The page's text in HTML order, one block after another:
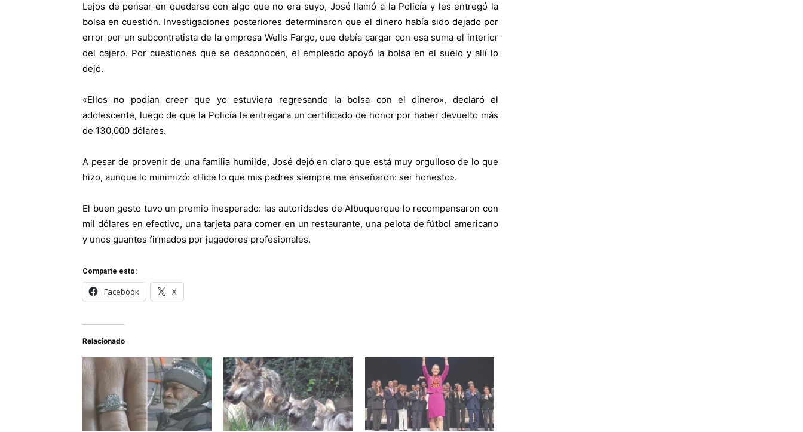
Lejos de pensar en quedarse con algo que no era suyo, José llamó a la Policía y les entregó la
bolsa en cuestión. Investigaciones posteriores determinaron que el dinero había sido dejado por
error por un subcontratista de la empresa Wells Fargo, que debía cargar con esa suma el interior
del cajero. Por cuestiones que se desconocen, el empleado apoyó la bolsa en el suelo y allí lo
dejó.
«Ellos no podían creer que yo estuviera regresando la bolsa con el dinero», declaró el
adolescente, luego de que la Policía le entregara un certificado de honor por haber devuelto más
de 130,000 dólares.
A pesar de provenir de una familia humilde, José dejó en claro que está muy orgulloso de lo que
hizo, aunque lo minimizó: «Hice lo que mis padres siempre me enseñaron: ser honesto».
El buen gesto tuvo un premio inesperado: las autoridades de Albuquerque lo recompensaron con
mil dólares en efectivo, una tarjeta para comer en un restaurante, una pelota de fútbol americano
y unos guantes firmados por jugadores profesionales.
Comparte esto:
Facebook X
Relacionado